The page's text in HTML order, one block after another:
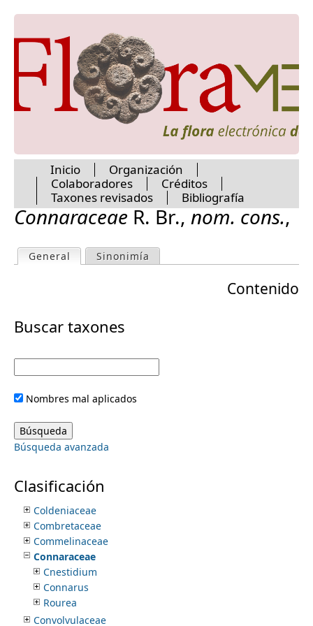
ConnaraceaeR. Br.,nom. cons.,
P
i
m
r
y
t
General (active tab)
Sinonimía
Contenido
M
n
u
Inicio
Organización
Colaboradores
Créditos
Taxones revisados
Bibliografía
Buscar taxones
Nombres mal aplicados
Búsqueda avanzada
Clasificación
Betulaceae
Bignoniaceae
Bixaceae
Boraginaceae
Brassicaceae
Bromeliaceae
Brunelliaceae
Buxaceae
Cabombaceae
Cactaceae
Calceolariaceae
Calophyllaceae
Canellaceae
Cannabaceae
Caricaceae
Casuarinaceae
Chenopodiaceae
Chrysobalanaceae
Cistaceae
Clethraceae
Clusiaceae
Coldeniaceae
Combretaceae
Commelinaceae
Connaraceae
Cnestidium
Connarus
Rourea
Convolvulaceae